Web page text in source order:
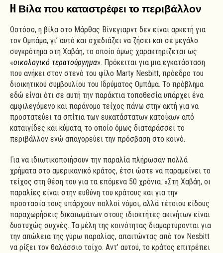
H Βίλα που καταστρέφει το περιβάλλον
Ωστόσο, η βίλα στο Μάρθας Βίνεγιαρντ δεν είναι αρκετή για
τον Ομπάμα, γι’ αυτό και σχεδιάζει να ζήσει και σε μεγάλο
συγκρότημα στη Χαβάη, το οποίο όμως χαρακτηρίζεται ως
«οικολογικό τερατούργημα». Πρόκειται για μια εγκατάσταση
που ανήκει στον στενό του φίλο Marty Nesbitt, πρόεδρο του
διοικητικού συμβουλίου του Ιδρύματος Ομπάμα. Το πρόβλημα
εδώ είναι ότι σε αυτή την παράκτια τοποθεσία υπάρχει ένα
αμφιλεγόμενο και παράνομο τείχος πάνω στην ακτή για να
προστατεύει τα σπίτια των ευκατάστατων κατοίκων από
καταιγίδες και κύματα, το οποίο όμως διαταράσσει το
περιβάλλον ενώ απαγορεύει την πρόσβαση στο κοινό.
Για να ιδιωτικοποιήσουν την παραλία πλήρωσαν πολλά
χρήματα στο αμερικανικό κράτος, έτσι ώστε να παραμείνει το
τείχος στη θέση του για τα επόμενα 50 χρόνια. «Στη Χαβάη, οι
παραλίες είναι στην ευθύνη του κράτους και για την
προστασία τους υπάρχουν πολλοί νόμοι, αλλά τέτοιου είδους
παραχωρήσεις δικαιωμάτων στους ιδιοκτήτες ακινήτων είναι
δυστυχώς συχνές. Τα μέλη της κοινότητας διαμαρτύρονται για
την απώλεια της γύρω παραλίας, απαιτώντας από τον Nesbitt
να ρίξει τον θαλάσσιο τοίχο. Αντ’ αυτού, το κράτος επιτρέπει